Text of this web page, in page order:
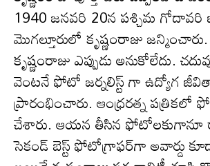
1940 జనవరి 20న పశ్చిమ గోదావరి
మొగల్తూరులో కృష్ణంరాజు
కృష్ణంరాజు ఎప్పుడు అనుకోలేదు.
వెంట‌నే ఫోటో జర్నలిస్ట్ గా ఉద్యోగ
ప్రారంభించారు. ఆంధ్రరత్న పత్రికలో
చేశారు. ఆయన తీసిన ఫోటోలకుగానూ
సెకండ్‌ బెస్ట్ ఫోటోగ్రాఫర్‌గా అవార్డు